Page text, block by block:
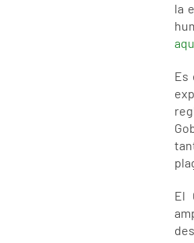
la
Es
El